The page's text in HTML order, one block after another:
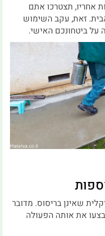
אחריו, תצטרכו אתם
זאת, עקב השימוש
על ביטחונכם האישי.
שאינן בריסוס. מדובר
את אותה הפעולה